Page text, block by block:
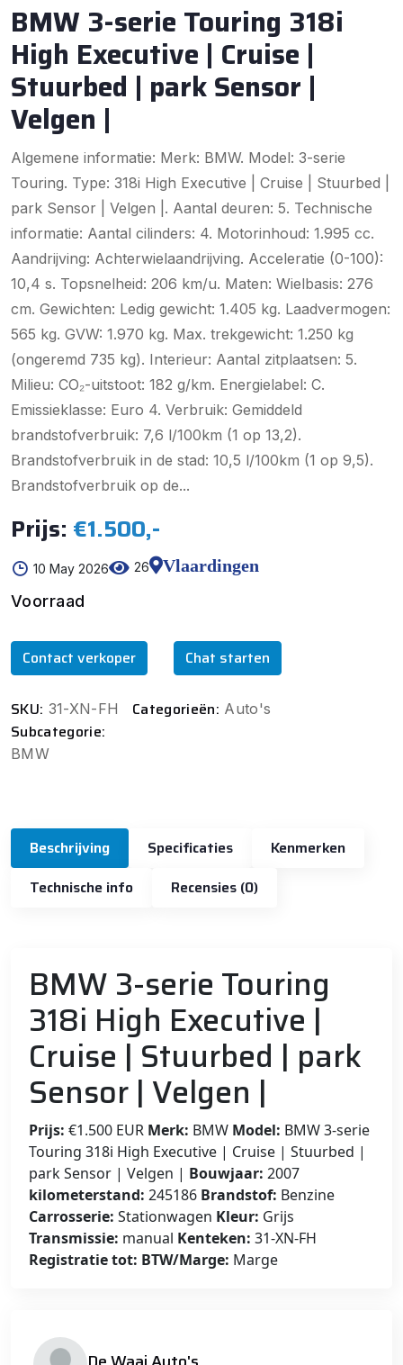
BMW 3-serie Touring 318i
High Executive | Cruise |
Stuurbed | park Sensor |
Velgen |
Algemene informatie: Merk: BMW. Model: 3-serie
Touring. Type: 318i High Executive | Cruise | Stuurbed |
park Sensor | Velgen |. Aantal deuren: 5. Technische
informatie: Aantal cilinders: 4. Motorinhoud: 1.995 cc.
Aandrijving: Achterwielaandrijving. Acceleratie (0-100):
10,4 s. Topsnelheid: 206 km/u. Maten: Wielbasis: 276
cm. Gewichten: Ledig gewicht: 1.405 kg. Laadvermogen:
565 kg. GVW: 1.970 kg. Max. trekgewicht: 1.250 kg
(ongeremd 735 kg). Interieur: Aantal zitplaatsen: 5.
Milieu: CO₂-uitstoot: 182 g/km. Energielabel: C.
Emissieklasse: Euro 4. Verbruik: Gemiddeld
brandstofverbruik: 7,6 l/100km (1 op 13,2).
Brandstofverbruik in de stad: 10,5 l/100km (1 op 9,5).
Brandstofverbruik op de...
Prijs: €1.500,-
10 May 2026 26
Vlaardingen
Voorraad
Contact verkoper Chat starten
SKU: 31-XN-FH Categorieën: Auto's
Subcategorie:
BMW
Beschrijving Specificaties
Kenmerken
Technische info
Recensies (0)
BMW 3-serie Touring
318i High Executive |
Cruise | Stuurbed | park
Sensor | Velgen |
Prijs: €1.500 EUR Merk: BMW Model: BMW 3-serie
Touring 318i High Executive | Cruise | Stuurbed |
park Sensor | Velgen | Bouwjaar: 2007
kilometerstand: 245186 Brandstof: Benzine
Carrosserie: Stationwagen Kleur: Grijs
Transmissie: manual Kenteken: 31-XN-FH
Registratie tot: BTW/Marge: Marge